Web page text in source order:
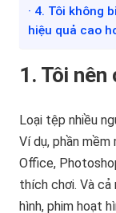
· 4. Tôi không
hiệu quả cao
1. Tôi
Loại tệp nhiều
Ví dụ, phần
Office,
thích chơi. Và cả
hình, phim hoạt